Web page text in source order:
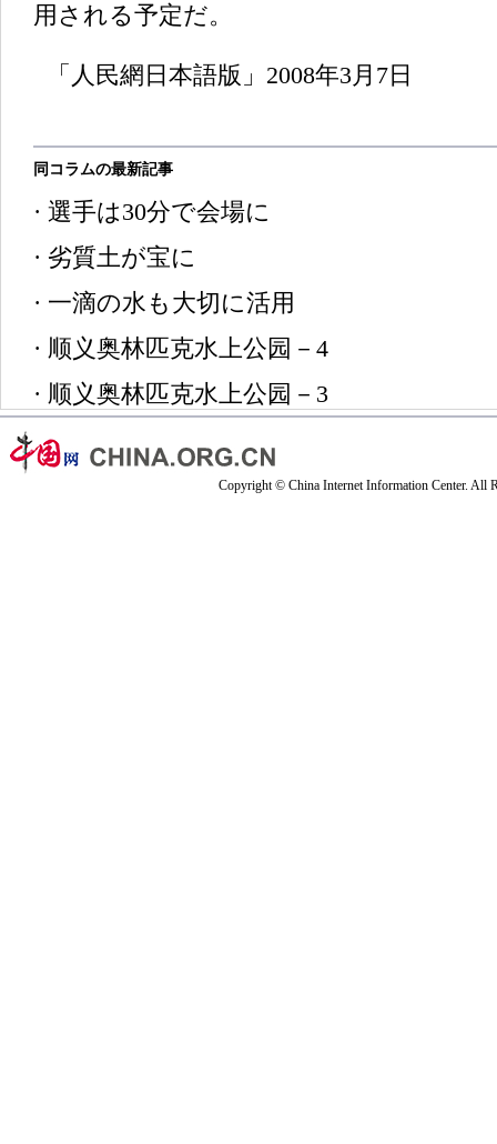
用される予定だ。
「人民網日本語版」2008年3月7日
同コラムの最新記事
· 選手は30分で会場に
· 劣質土が宝に
· 一滴の水も大切に活用
· 顺义奥林匹克水上公园－4
· 顺义奥林匹克水上公园－3